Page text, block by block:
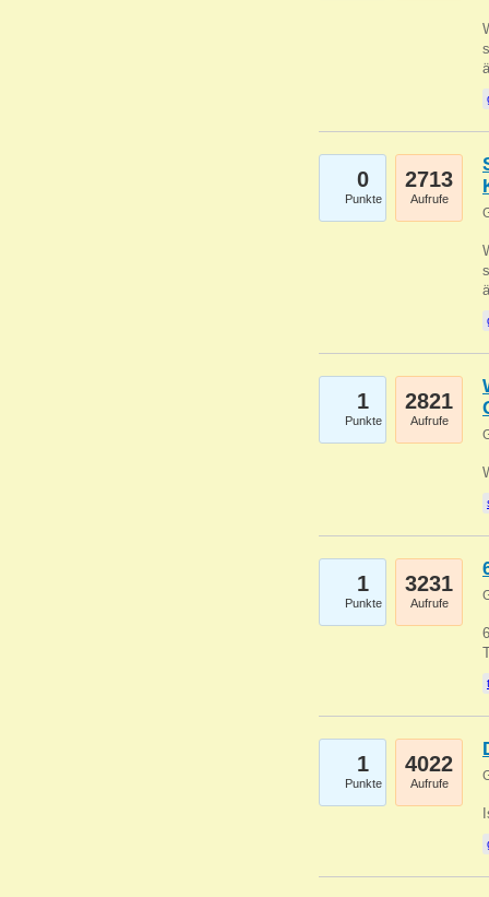
0
Punkte
2713
Aufrufe
1
Punkte
2821
Aufrufe
1
Punkte
3231
Aufrufe
1
Punkte
4022
Aufrufe